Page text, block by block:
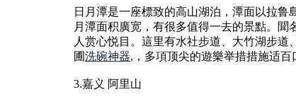
日月潭是一座標致的高山湖泊，潭面以拉鲁
月潭面积廣宽，有很多值得一去的景點。
人赏心悦目。這里有水社步道、大竹湖步
圃洗碗神器,，多項顶尖的遊樂举措措施适百
3.嘉义 阿里山